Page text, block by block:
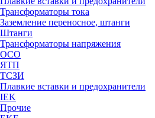
Трансформаторы тока
Заземление переносное, штанги
Штанги
Трансформаторы напряжения
ОСО
ЯТП
ТСЗИ
Плавкие вставки и предохранители
IEK
Прочие